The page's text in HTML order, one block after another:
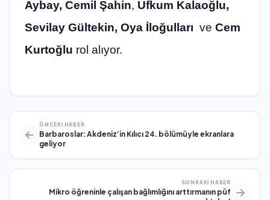
Aybay, Cemil Şahin, Ufkum Kalaoğlu,
Sevilay Gültekin, Oya İloğulları ve Cem
Kurtoğlu rol alıyor.
ÖNCEKI HABER
Barbaroslar: Akdeniz’in Kılıcı 24. bölümüyle ekranlara
geliyor
SONRAKI HABER
Mikro öğreninle çalışan bağlımlığını arttırmanın püf